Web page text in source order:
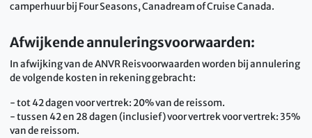
camperhuur bij Four Seasons, Canadream of Cruise Canada.
Afwijkende annuleringsvoorwaarden:
In afwijking van de ANVR Reisvoorwaarden worden bij annulering
de volgende kosten in rekening gebracht:
- tot 42 dagen voor vertrek: 20% van de reissom.
- tussen 42 en 28 dagen (inclusief) voor vertrek voor vertrek: 35%
van de reissom.